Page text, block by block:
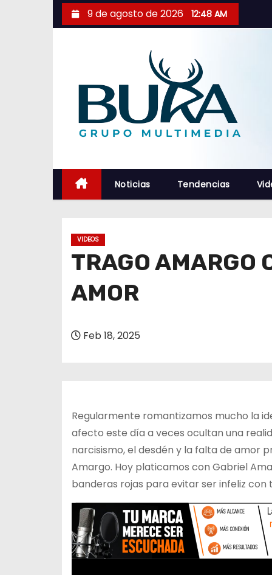
a
9 de agosto de 2026 12:48 AM
Noticias Tendencias
VIDEOS
TRAGO AMARGO
AMOR
Feb 18, 2025
Regularmente romantizamos mucho la
afecto este día a veces ocultan una
narcisismo, el desdén y la falta de amor
Amargo. Hoy platicamos con Gabriel
banderas rojas para evitar ser infeliz con